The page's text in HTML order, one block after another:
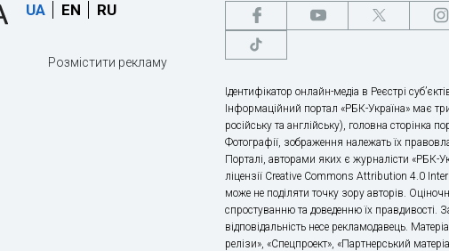
UA EN RU
Розмістити рекламу
Ідентифікатор онлайн-медіа в Реєстрі
Інформаційний портал «РБК-Україна» має
російську та англійську), головна сторінка
Фотографії, зображення належать їх
Порталі, авторами яких є журналісти «РБК-
ліцензії Creative Commons Attribution 4.0
може не поділяти точку зору авторів.
спростуванню та доведенню їх правдивості.
відповідальність несе рекламодавець.
релізи», «Спецпроект», «Партнерський